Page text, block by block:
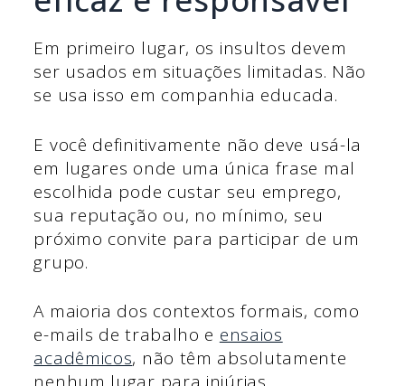
Em primeiro lugar, os insultos devem
ser usados em situações limitadas. Não
se usa isso em companhia educada.
E você definitivamente não deve usá-la
em lugares onde uma única frase mal
escolhida pode custar seu emprego,
sua reputação ou, no mínimo, seu
próximo convite para participar de um
grupo.
A maioria dos contextos formais, como
e-mails de trabalho e ensaios
acadêmicos, não têm absolutamente